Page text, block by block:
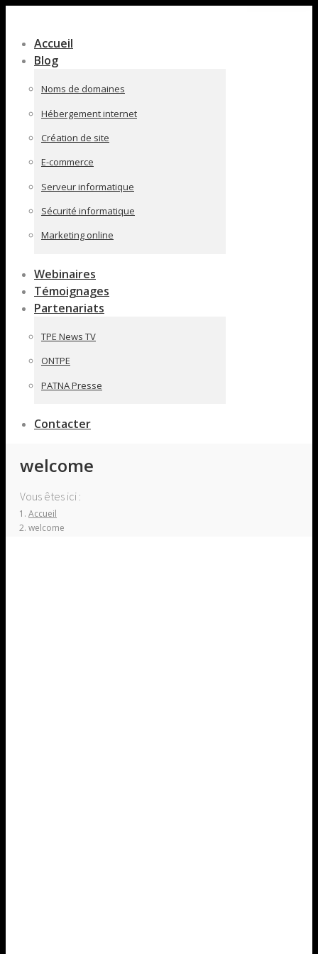
pleine
largeur
Accueil
Blog
Noms de domaines
Hébergement internet
Création de site
E-commerce
Serveur informatique
Sécurité informatique
Marketing online
Webinaires
Témoignages
Partenariats
TPE News TV
ONTPE
PATNA Presse
Contacter
welcome
Vous êtes ici :
Accueil
welcome